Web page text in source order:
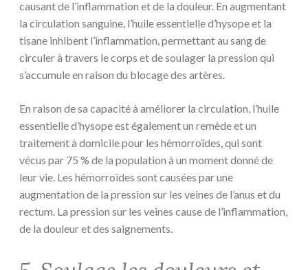
causant de l’inflammation et de la douleur. En augmentant
la circulation sanguine, l’huile essentielle d’hysope et la
tisane inhibent l’inflammation, permettant au sang de
circuler à travers le corps et de soulager la pression qui
s’accumule en raison du blocage des artères.
En raison de sa capacité à améliorer la circulation, l’huile
essentielle d’hysope est également un remède et un
traitement à domicile pour les hémorroïdes, qui sont
vécus par 75 % de la population à un moment donné de
leur vie. Les hémorroïdes sont causées par une
augmentation de la pression sur les veines de l’anus et du
rectum. La pression sur les veines cause de l’inflammation,
de la douleur et des saignements.